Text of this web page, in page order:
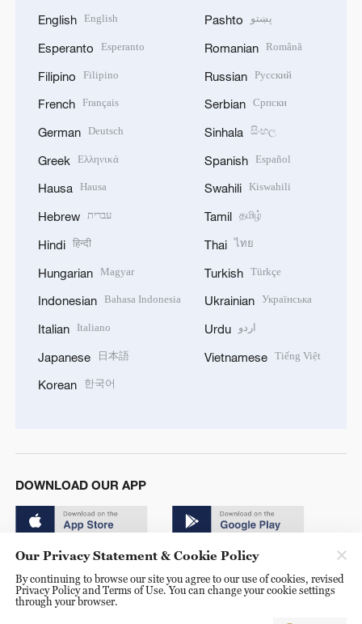
English English
Esperanto Esperanto
Filipino Filipino
French Français
German Deutsch
Greek Ελληνικά
Hausa Hausa
Hebrew עברית
Hindi हिन्दी
Hungarian Magyar
Indonesian Bahasa Indonesia
Italian Italiano
Japanese 日本語
Korean 한국어
Pashto پښتو
Romanian Română
Russian Русский
Serbian Српски
Sinhala සිංහල
Spanish Español
Swahili Kiswahili
Tamil தமிழ்
Thai ไทย
Turkish Türkçe
Ukrainian Українська
Urdu اردو
Vietnamese Tiếng Việt
DOWNLOAD OUR APP
© China Radio International.CRI. All Rights Reserved. 16A
Our Privacy Statement & Cookie Policy
By continuing to browse our site you agree to our use of cookies, revised
Privacy Policy and Terms of Use. You can change your cookie settings
through your browser.